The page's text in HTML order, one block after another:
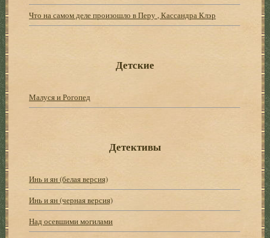
Что на самом деле произошло в Перу , Кассандра Клэр
Детские
Малуся и Рогопед
Детективы
Инь и ян (белая версия)
Инь и ян (черная версия)
Над осевшими могилами